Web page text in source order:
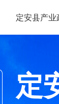
定安县产业
定